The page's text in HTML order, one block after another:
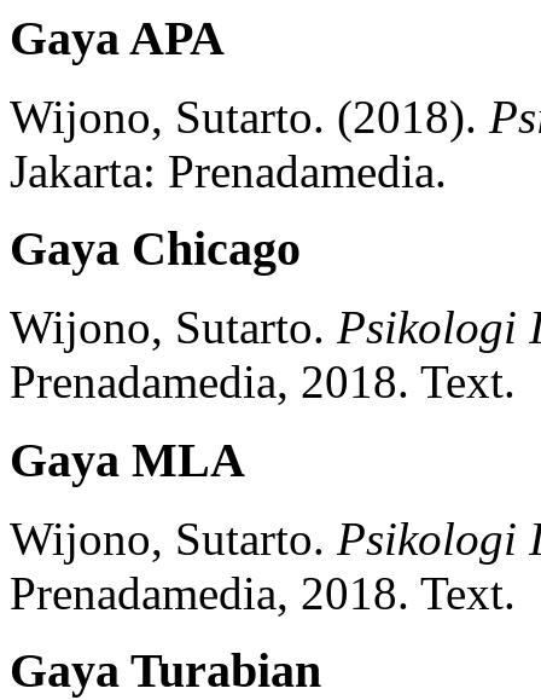
Gaya APA
Wijono, Sutarto. (2018).
Jakarta: Prenadamedia.
Gaya Chicago
Wijono, Sutarto. Psikologi
Prenadamedia, 2018. Text.
Gaya MLA
Wijono, Sutarto. Psikologi
Prenadamedia, 2018. Text.
Gaya Turabian